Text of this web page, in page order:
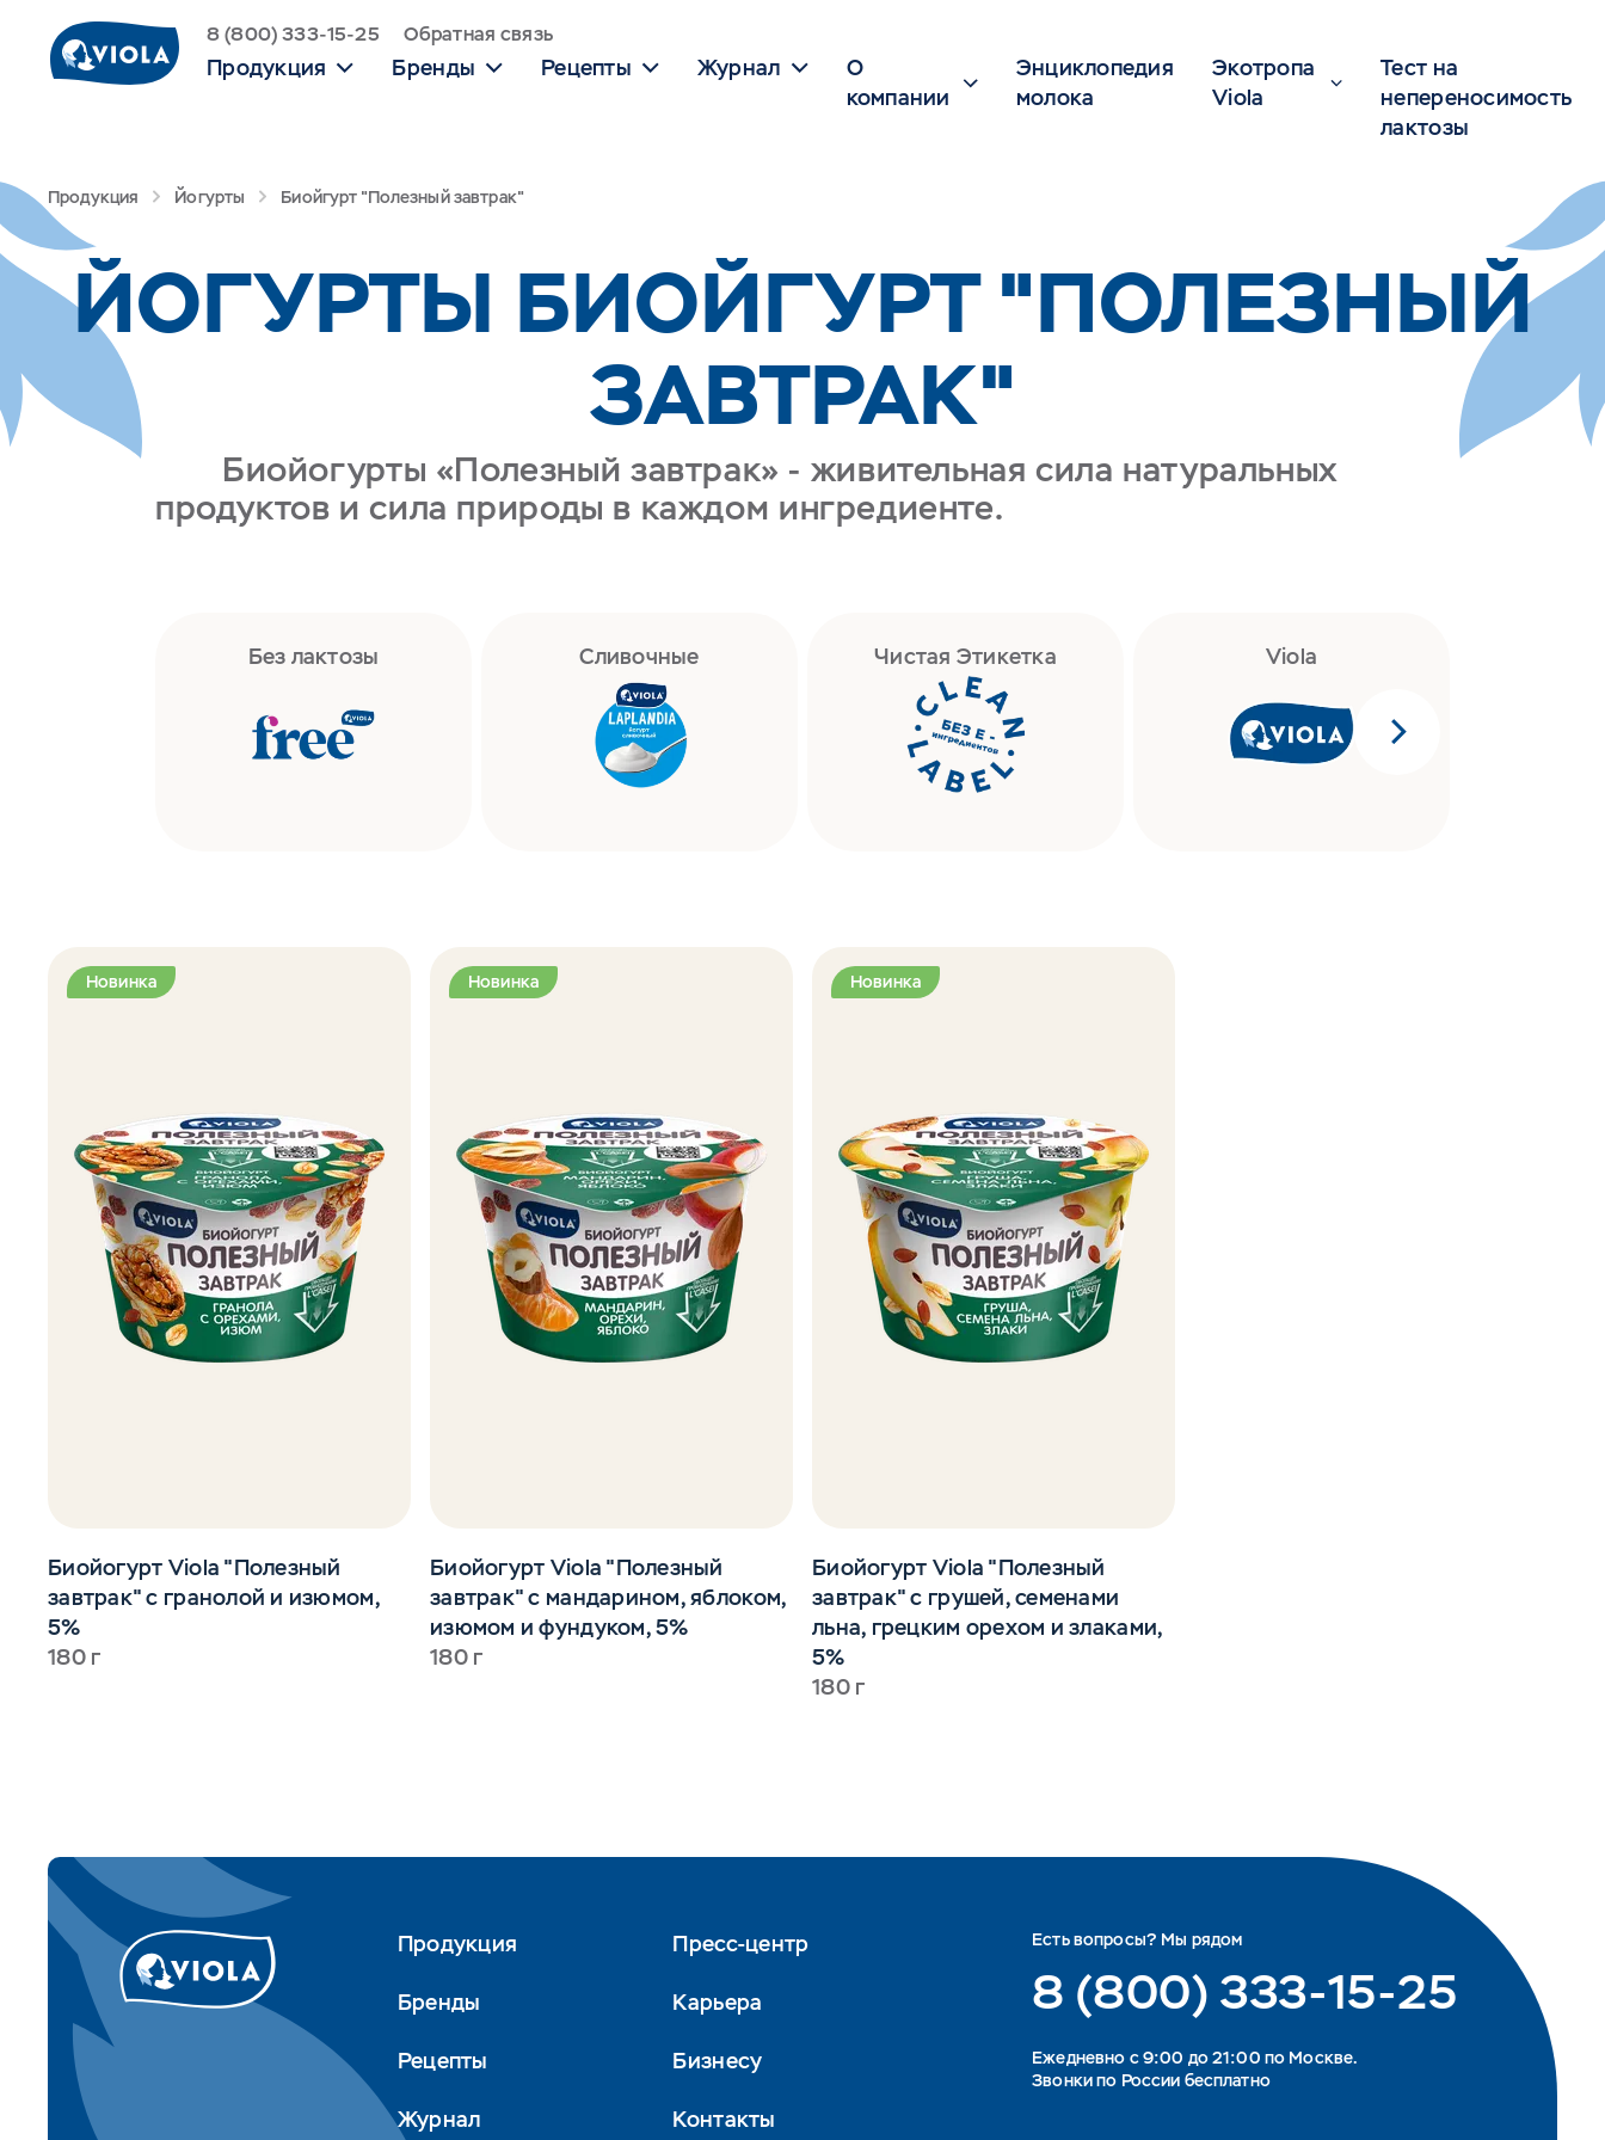
8 (800) 333-15-25 Обратная связь
Продукция Бренды Рецепты Журнал
О
компании
Энциклопедия
молока
Экотропа
Viola
Тест на
непереносимость
лактозы
Продукция Йогурты Биойгурт "Полезный завтрак"
ЙОГУРТЫ БИОЙГУРТ "ПОЛЕЗНЫЙ
ЗАВТРАК"
Биойогурты «Полезный завтрак» - живительная сила натуральных
продуктов и сила природы в каждом ингредиенте.
Без лактозы Сливочные Чистая Этикетка Viola
Новинка
Биойогурт Viola "Полезный
завтрак" с гранолой и изюмом,
5%
180 г
Новинка
Биойогурт Viola "Полезный
завтрак" с мандарином, яблоком,
изюмом и фундуком, 5%
180 г
Новинка
Биойогурт Viola "Полезный
завтрак" с грушей, семенами
льна, грецким орехом и злаками,
5%
180 г
Продукция
Бренды
Рецепты
Журнал
Пресс-центр
Карьера
Бизнесу
Контакты
Есть вопросы? Мы рядом
8 (800) 333-15-25
Eжедневно с 9:00 до 21:00 по Москве.
Звонки по России бесплатно